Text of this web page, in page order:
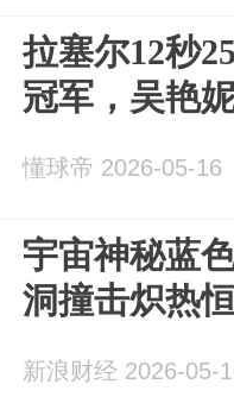
拉塞尔12秒
冠军，吴艳
懂球帝 2026-05-16
宇宙神秘蓝
洞撞击炽热
新浪财经 2026-05-